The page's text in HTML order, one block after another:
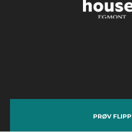
PRØV FLIPP